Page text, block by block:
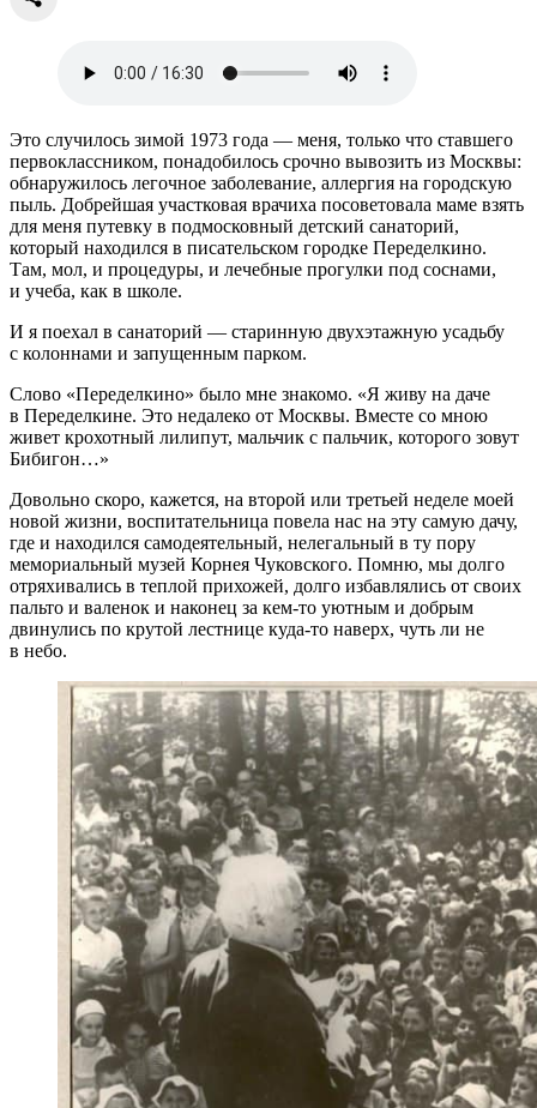
Это случилось зимой 1973 года — меня, только что ставшего
первоклассником, понадобилось срочно вывозить из Москвы:
обнаружилось легочное заболевание, аллергия на городскую
пыль. Добрейшая участковая врачиха посоветовала маме взять
для меня путевку в подмосковный детский санаторий,
который находился в писательском городке Переделкино.
Там, мол, и процедуры, и лечебные прогулки под соснами,
и учеба, как в школе.
И я поехал в санаторий — старинную двухэтажную усадьбу
с колоннами и запущенным парком.
Слово «Переделкино» было мне знакомо. «Я живу на даче
в Переделкине. Это недалеко от Москвы. Вместе со мною
живет крохотный лилипут, мальчик с пальчик, которого зовут
Бибигон…»
Довольно скоро, кажется, на второй или третьей неделе моей
новой жизни, воспитательница повела нас на эту самую дачу,
где и находился самодеятельный, нелегальный в ту пору
мемориальный музей Корнея Чуковского. Помню, мы долго
отряхивались в теплой прихожей, долго избавлялись от своих
пальто и валенок и наконец за кем-то уютным и добрым
двинулись по крутой лестнице куда-то наверх, чуть ли не
в небо.